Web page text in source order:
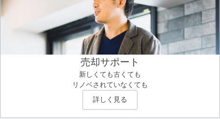
売却サポート
新しくても古くても
リノベされていなくても
詳しく見る